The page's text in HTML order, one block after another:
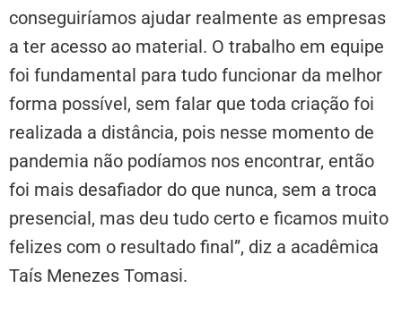
conseguiríamos ajudar realmente as empresas
a ter acesso ao material. O trabalho em equipe
foi fundamental para tudo funcionar da melhor
forma possível, sem falar que toda criação foi
realizada a distância, pois nesse momento de
pandemia não podíamos nos encontrar, então
foi mais desafiador do que nunca, sem a troca
presencial, mas deu tudo certo e ficamos muito
felizes com o resultado final”, diz a acadêmica
Taís Menezes Tomasi.